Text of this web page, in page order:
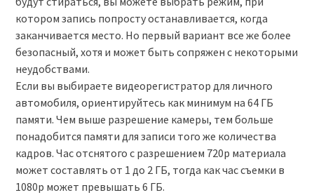
котором запись попросту останавливается, когда
заканчивается место. Но первый вариант все же более
безопасный, хотя и может быть сопряжен с некоторыми
неудобствами.
Если вы выбираете видеорегистратор для личного
автомобиля, ориентируйтесь как минимум на 64 ГБ
памяти. Чем выше разрешение камеры, тем больше
понадобится памяти для записи того же количества
кадров. Час отснятого с разрешением 720p материала
может составлять от 1 до 2 ГБ, тогда как час съемки в
1080p может превышать 6 ГБ.